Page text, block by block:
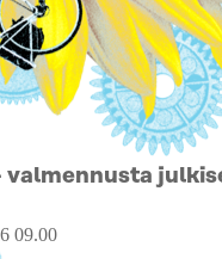
09.00